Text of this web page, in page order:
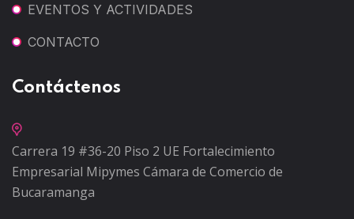
EVENTOS Y ACTIVIDADES
CONTACTO
Contáctenos
Carrera 19 #36-20 Piso 2 UE Fortalecimiento
Empresarial Mipymes Cámara de Comercio de
Bucaramanga